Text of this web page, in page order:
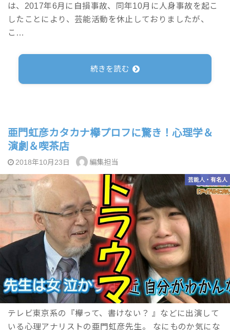
は、2017年6月に自損事故、同年10月に人身事故を起こ
したことにより、芸能活動を休止しておりましたが、
こ…
続きを読む
亜門虹彦カタカナ欅プロフに驚き！心理学＆
演劇＆喫茶店
2018年10月23日 編集担当
芸能人・有名人
テレビ東京系の『欅って、書けない？ 』などに出演して
いる心理アナリストの亜門虹彦先生。 なにものか気にな